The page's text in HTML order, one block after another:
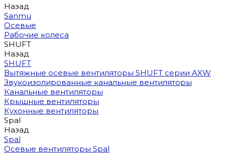
Назад
Sanmu
Осевые
Рабочие колеса
SHUFT
Назад
SHUFT
Вытяжные осевые вентиляторы SHUFT серии AXW
Звукоизолированные канальные вентиляторы
Канальные вентиляторы
Крышные вентиляторы
Кухонные вентиляторы
Spal
Назад
Spal
Осевые вентиляторы Spal